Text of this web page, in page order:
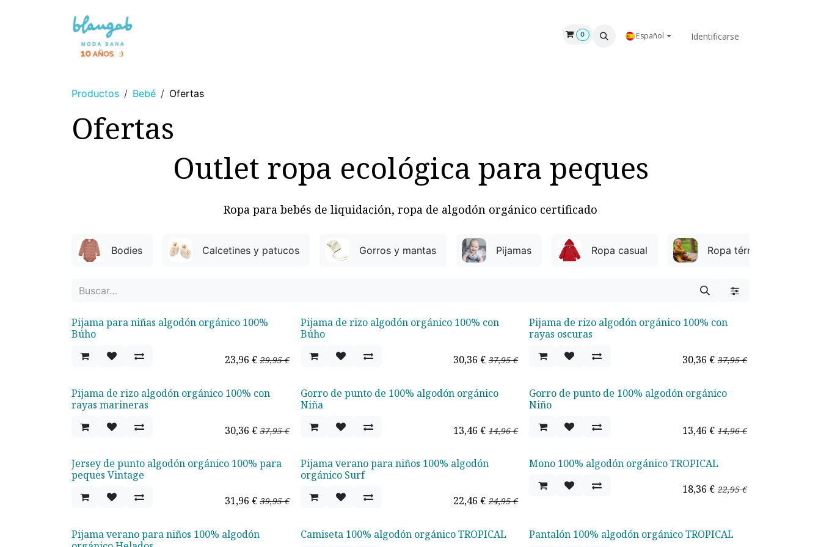
NOSOTROS
0 Español Identificarse
Productos Bebé Ofertas
Ofertas
Outlet ropa ecológica para peques
Ropa para bebés de liquidación, ropa de algodón orgánico certificado
Bodies Calcetines y patucos Gorros y mantas Pijamas Ropa casual Ropa térmica
Oferta - 20%
Pijama para niñas algodón orgánico 100%
Búho
23,96 € 29,95€ Oferta - 20%
Pijama de rizo algodón orgánico 100% con
Búho
30,36 € 37,95€ Oferta - 20%
Pijama de rizo algodón orgánico 100% con
rayas oscuras
30,36 € 37,95€
Oferta - 20%
Pijama de rizo algodón orgánico 100% con
rayas marineras
30,36 € 37,95€ Oferta - 10%
Gorro de punto de 100% algodón orgánico
Niña
13,46 € 14,96€ Oferta - 10%
Gorro de punto de 100% algodón orgánico
Niño
13,46 € 14,96€
Oferta - 20%
Jersey de punto algodón orgánico 100% para
peques Vintage
31,96 € 39,95€ Oferta - 20%
Pijama verano para niños 100% algodón
orgánico Surf
22,46 € 24,95€ Oferta - 20%
Mono 100% algodón orgánico TROPICAL
18,36 € 22,95€
Pijama verano para niños 100% algodón
Camiseta 100% algodón orgánico TROPICAL
Pantalón 100% algodón orgánico TROPICAL